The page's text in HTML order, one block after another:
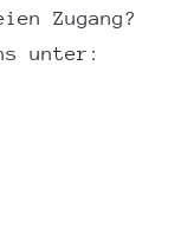
Zugang?
unter: